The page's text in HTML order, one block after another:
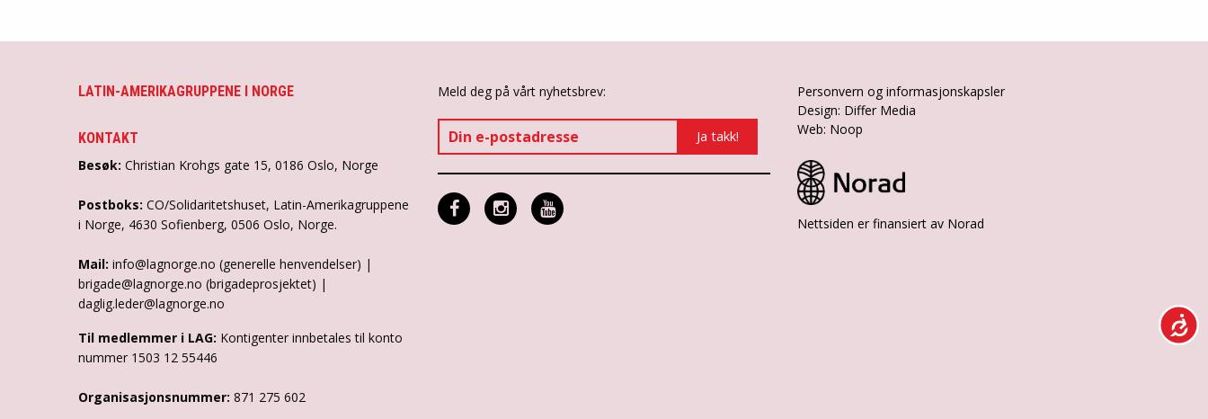
LATIN-AMERIKAGRUPPENE I NORGE
KONTAKT
Besøk: Christian Krohgs gate 15, 0186 Oslo, Norge
Postboks: CO/Solidaritetshuset, Latin-Amerikagruppene
i Norge, 4630 Sofienberg, 0506 Oslo, Norge.
Mail: info@lagnorge.no (generelle henvendelser) |
brigade@lagnorge.no (brigadeprosjektet) |
daglig.leder@lagnorge.no
Til medlemmer i LAG: Kontigenter innbetales til konto
nummer 1503 12 55446
Organisasjonsnummer: 871 275 602
Meld deg på vårt nyhetsbrev:
Personvern og informasjonskapsler
Design: Differ Media
Web: Noop
Nettsiden er finansiert av Norad